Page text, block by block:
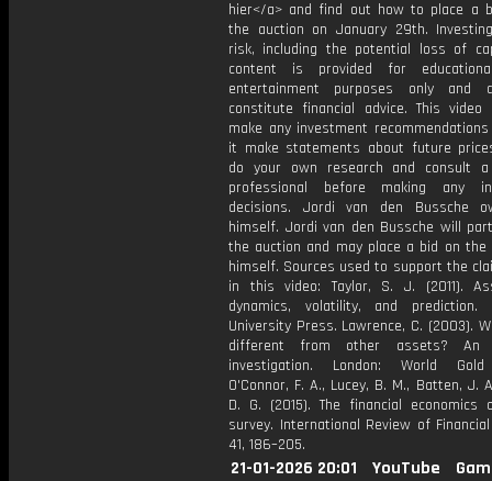
hier</a> and find out how to place a
the auction on January 29th.
risk, including the potential loss of
content is provided for
entertainment purposes only and
constitute financial advice. This
make any investment
it make statements about future
do your own research and consult a
professional before making any
decisions. Jordi van den Bussche
himself. Jordi van den Bussche will
the auction and may place a bid on the
himself. Sources used to support the
in this video: Taylor, S. J. (2011).
dynamics, volatility, and prediction.
University Press. Lawrence, C. (2003).
different from other assets? An
investigation. London: World Gold
O'Connor, F. A., Lucey, B. M., Batten, J.
D. G. (2015). The financial economics
survey. International Review of
41, 186–205.
21-01-2026 20:01 YouTube